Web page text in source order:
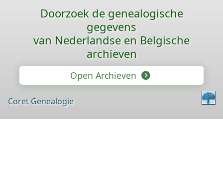
Doorzoek de genealogische
gegevens
van Nederlandse en Belgische
archieven
Open Archieven
Coret Genealogie